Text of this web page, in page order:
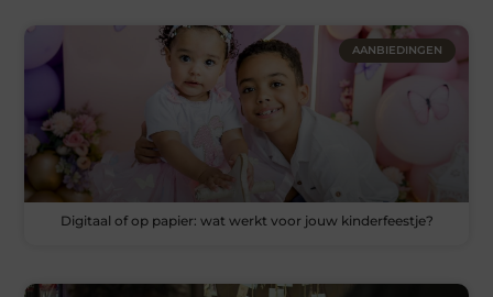
AANBIEDINGEN
Digitaal of op papier: wat werkt voor jouw kinderfeestje?